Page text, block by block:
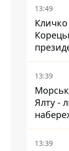
13:49
13:39
Ялту -
13:39